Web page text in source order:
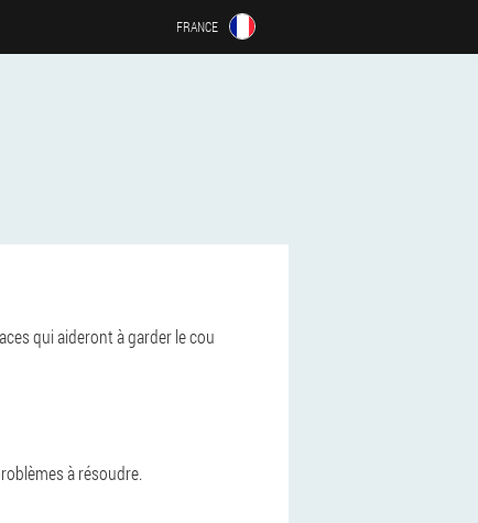
FRANCE
qui aideront à garder le cou
à résoudre.